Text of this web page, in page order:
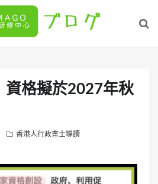
資格擬於2027年秋
香港人行政書士導讀